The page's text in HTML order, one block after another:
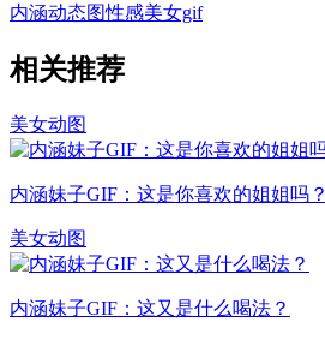
内涵动态图性感美女gif
相关推荐
美女动图
内涵妹子GIF：这是你喜欢的姐姐吗？
美女动图
内涵妹子GIF：这又是什么喝法？